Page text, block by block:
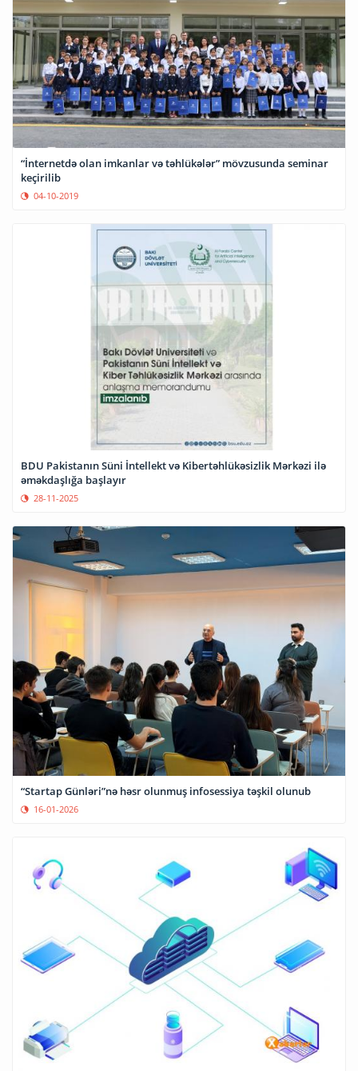
“İnternetdə olan imkanlar və təhlükələr” mövzusunda seminar
keçirilib
04-10-2019
BDU Pakistanın Süni İntellekt və Kibertəhlükəsizlik Mərkəzi ilə
əməkdaşlığa başlayır
28-11-2025
“Startap Günləri”nə həsr olunmuş infosessiya təşkil olunub
16-01-2026